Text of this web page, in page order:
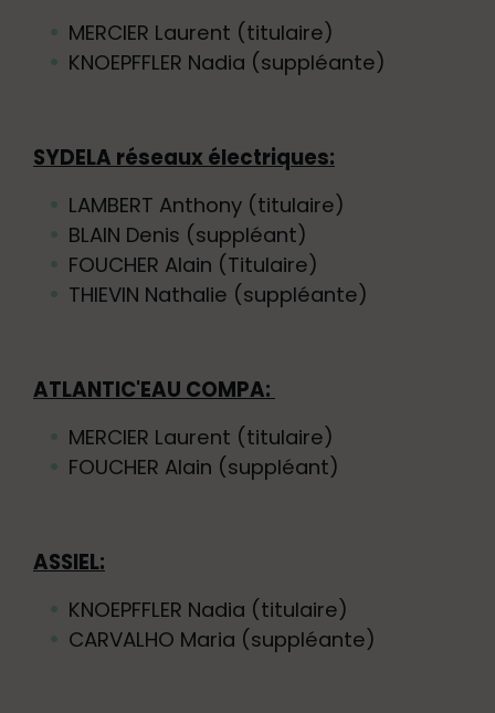
MERCIER Laurent (titulaire)
KNOEPFFLER Nadia (suppléante)
SYDELA réseaux électriques:
LAMBERT Anthony (titulaire)
BLAIN Denis (suppléant)
FOUCHER Alain (Titulaire)
THIEVIN Nathalie (suppléante)
ATLANTIC'EAU COMPA:
MERCIER Laurent (titulaire)
FOUCHER Alain (suppléant)
ASSIEL:
KNOEPFFLER Nadia (titulaire)
CARVALHO Maria (suppléante)